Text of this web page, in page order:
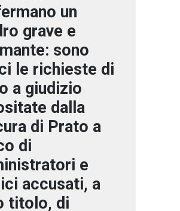
un
grave e
sono
le richieste di
a giudizio
dalla
di Prato a
di
e
accusati, a
titolo, di